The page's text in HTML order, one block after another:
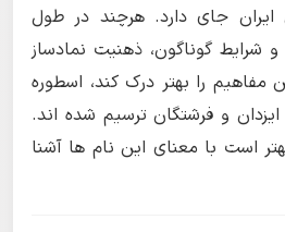
ایران جای دارد. هرچند در طول
و شرایط گوناگون، ذهنیت نمادساز
مفاهیم را بهتر درک کند، اسطوره
و فرشتگان ترسیم شده اند.
است با معنای این نام ها آشنا